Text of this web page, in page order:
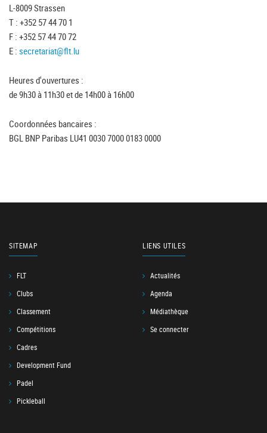
L-8009 Strassen
T : +352 57 44 70 1
F : +352 57 44 70 72
E : secretariat@flt.lu
Heures d'ouvertures :
de 9h30 à 11h30 et de 14h00 à 16h00
Coordonnées bancaires :
BGL BNP Paribas LU41 0030 7000 0183 0000
SITEMAP
FLT
Clubs
Classement
Compétitions
Cadres
Development Fund
Padel
Pickleball
LIENS UTILES
Actualités
Agenda
Médiathèque
Se connecter